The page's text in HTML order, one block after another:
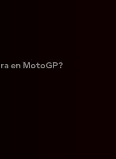
en MotoGP?